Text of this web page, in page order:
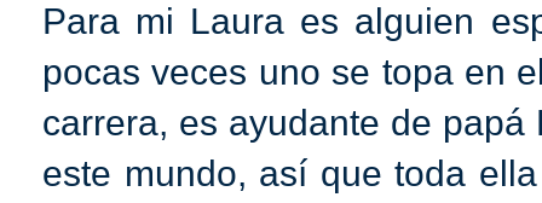
Para mi Laura es alguien
pocas veces uno se topa en
carrera, es ayudante de
este mundo, así que toda